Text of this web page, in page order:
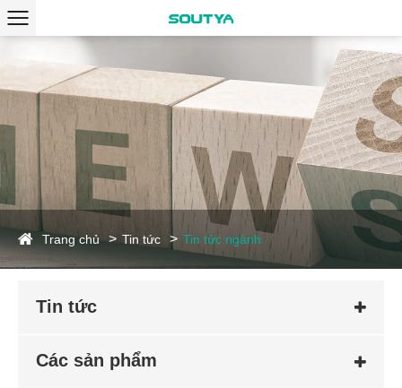
Trang chủ Tin tức Tin tức ngành
Tin tức
Các sản phẩm